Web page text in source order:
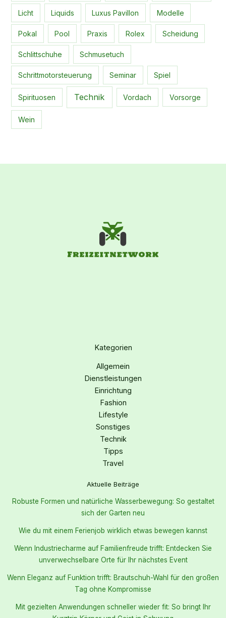
Licht Liquids Luxus Pavillon Modelle
Pokal Pool Praxis Rolex Scheidung
Schlittschuhe Schmusetuch
Schrittmotorsteuerung Seminar Spiel
Spirituosen Technik Vordach Vorsorge
Wein
Kategorien
Allgemein
Dienstleistungen
Einrichtung
Fashion
Lifestyle
Sonstiges
Technik
Tipps
Travel
Aktuelle Beiträge
Robuste Formen und natürliche Wasserbewegung: So gestaltet
sich der Garten neu
Wie du mit einem Ferienjob wirklich etwas bewegen kannst
Wenn Industriecharme auf Familienfreude trifft: Entdecken Sie
unverwechselbare Orte für Ihr nächstes Event
Wenn Eleganz auf Funktion trifft: Brautschuh-Wahl für den großen
Tag ohne Kompromisse
Mit gezielten Anwendungen schneller wieder fit: So bringt Ihr